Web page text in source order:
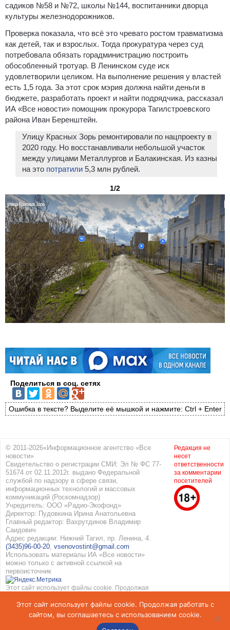
садиков №58 и №72, школы №144, воспитанники дворца
культуры железнодорожников.
Проверка показала, что всё это чревато ростом травматизма
как детей, так и взрослых. Тогда прокуратура через суд
потребовала обязать горадминистрацию построить
обособленный тротуар. В Ленинском суде иск
удовлетворили целиком. На выполнение решения у властей
есть 1,5 года. За этот срок мэрия должна найти деньги в
бюджете, разработать проект и найти подрядчика, рассказал
ИА «Все новости» помощник прокурора Тагилстроевского
района Иван Беренштейн.
Улицу Красных Зорь ремонтировали по нацпроекту в
2020 году. Но восстанавливали небольшой участок
между улицами Металлургов и Балакинская. Из казны
на это потратили 5,3 млн рублей.
1/2
Поделиться в соц. сетях
Ошибка в тексте? Выделите её мышкой и нажмите: Ctrl + Enter
© 2011-2026«Информационное агентство «Все
новости»
Свидетельство о регистрации СМИ: Эл № ФС 77-
51674 от 02.11.2012г. выдано Федеральной
службой по надзору в сфере связи,
информационных технологий и массовых
коммуникаций (Роскомнадзор)
Учредитель: ООО «Радио-Экофонд»
Директор: Пудовкина Ирина Анатольевна
Главный редактор: Вахрутдинов Владимир
Саидович
Адрес редакции: Нижний Тагил, пр. Ленина, 4.
(3435)96-00-20, vsenovostint@gmail.com
Использовать материалы ИА «Все новости»
можно только с активной ссылкой на
первоисточник
Этот сайт использует файлы cookie. Продолжая
использованием cookie. Подробнее вПолитике
конфиденциальностииСоглашение об обработке
персональных данных
Редакция не
несет
ответственности
за комментарии
посетителей
Этот сайт использует файлы cookie. Продолжая работать с
сайтом, вы соглашаетесь с использованием cookie.